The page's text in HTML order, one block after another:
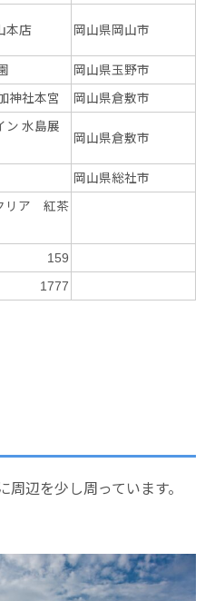
本店 岡山県岡山市
岡山県玉野市
神社本宮 岡山県倉敷市
ン 水島展
岡山県倉敷市
岡山県総社市
リア 紅茶
159
1777
辺を少し周っています。